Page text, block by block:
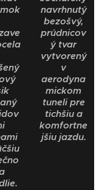
navrhnutý
bezošvý,
prúdnicov
ý tvar
vytvorený
v
aerodyna
mickom
tuneli pre
tichšiu a
komfortne
jšiu jazdu.